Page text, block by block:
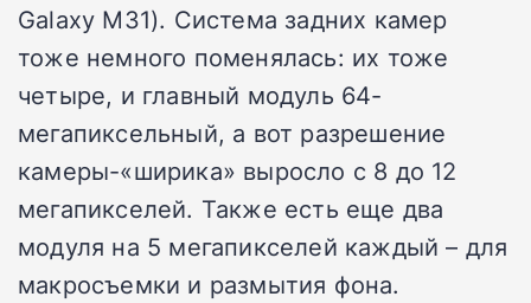
Galaxy M31). Система задних камер
тоже немного поменялась: их тоже
четыре, и главный модуль 64-
мегапиксельный, а вот разрешение
камеры-«ширика» выросло с 8 до 12
мегапикселей. Также есть еще два
модуля на 5 мегапикселей каждый – для
макросъемки и размытия фона.